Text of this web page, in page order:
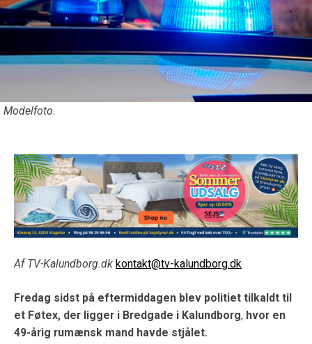
Modelfoto.
Af TV-Kalundborg.dk kontakt@tv-kalundborg.dk
Fredag sidst på eftermiddagen blev politiet tilkaldt til
et Føtex, der ligger i Bredgade i Kalundborg, hvor en
49-årig rumænsk mand havde stjålet.